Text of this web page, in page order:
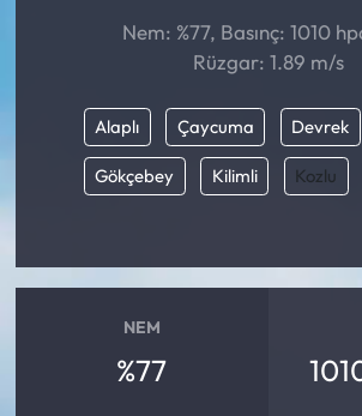
Nem: %77, Basınç: 1010
Rüzgar: 1.89 m/s
Alaplı Çaycuma Devrek
Gökçebey Kilimli Kozlu
NEM
%77